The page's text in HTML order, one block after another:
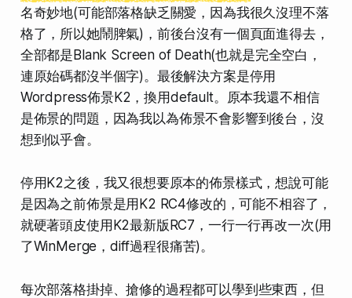
名奇妙地(可能部落格缺乏關愛，因為我很久沒理不落
格了，所以她鬧脾氣)，前後台沒有一個頁面進得去，
全部都是Blank Screen of Death(也就是完全空白，
連原始碼都沒半個字)。最後解決方案是停用
Wordpress佈景K2，換用default。原本我還不相信
是佈景的問題，因為我以為佈景不會影響到後台 ，沒
想到似乎會。
停用K2之後，我又很想要原本的佈景樣式，想說可能
是因為之前佈景是用K2 RC4修改的，可能不相容了，
就硬著頭皮使用K2最新版RC7， 一行一行再改一次(用
了WinMerge，diff過程很痛苦)。
每次部落格掛掉、搶修的過程都可以學到些東西，但